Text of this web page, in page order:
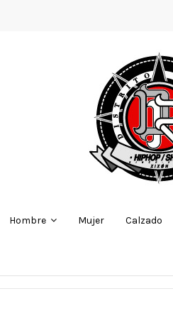
Hombre Mujer Calzado